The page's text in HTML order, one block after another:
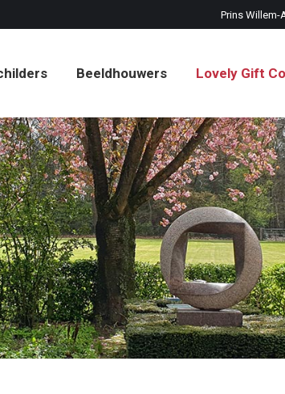
Prins Willem-
Beeldhouwers Lovely Gift
Beeldhouwers Lovely Gift